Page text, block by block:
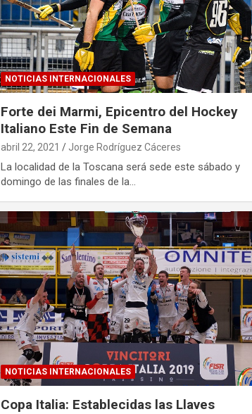
NOTICIAS INTERNACIONALES
Forte dei Marmi, Epicentro del Hockey
Italiano Este Fin de Semana
abril 22, 2021 Jorge Rodríguez Cáceres
La localidad de la Toscana será sede este sábado y
domingo de las finales de la…
NOTICIAS INTERNACIONALES
Copa Italia: Establecidas las Llaves